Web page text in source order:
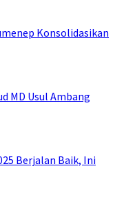
Konsolidasikan
MD Usul Ambang
Berjalan Baik, Ini